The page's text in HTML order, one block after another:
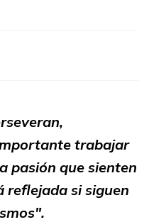
pasantía
forestal y
Pre
trabajar
pasión que sienten
reflejada si siguen